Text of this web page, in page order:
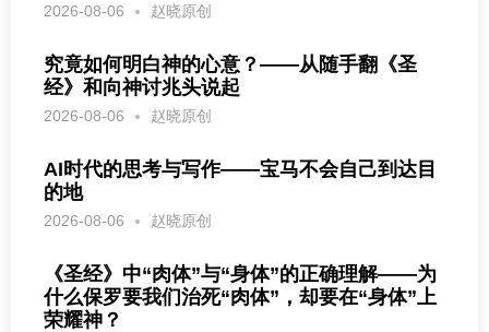
2026-08-06 赵晓原创
究竟如何明白神的心意？——从随手翻《圣
经》和向神讨兆头说起
2026-08-06 赵晓原创
AI时代的思考与写作——宝马不会自己到达目
的地
2026-08-06 赵晓原创
《圣经》中“肉体”与“身体”的正确理解——为
什么保罗要我们治死“肉体”，却要在“身体”上
荣耀神？